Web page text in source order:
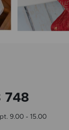
748
9.00 - 15.00